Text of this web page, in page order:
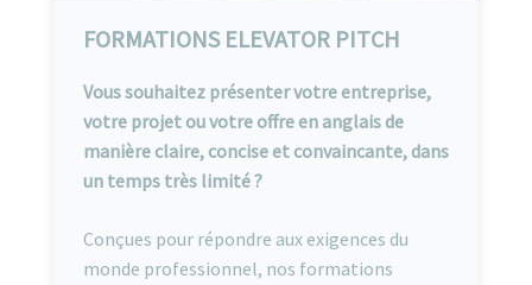
FORMATIONS ELEVATOR PITCH
Vous souhaitez présenter votre entreprise,
votre projet ou votre offre en anglais de
manière claire, concise et convaincante, dans
un temps très limité ?
Conçues pour répondre aux exigences du
monde professionnel, nos formations